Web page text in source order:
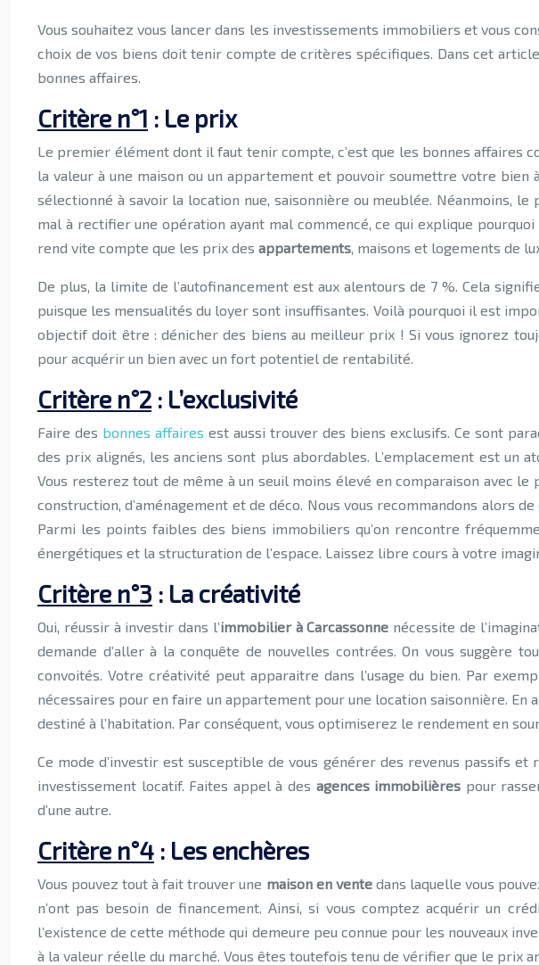
Vous souhaitez vous lancer dans les investissements immobiliers et vous construire un bon patrimoine qui vous conduirait tout droit vers la liberté financière ? Sachez que le
choix de vos biens doit tenir compte de critères spécifiques. Dans cet
bonnes affaires.
Critère n°1 : Le prix
Le premier élément dont il faut tenir compte, c’est que les bonnes affaires
la valeur à une maison ou un appartement et pouvoir soumettre votre
sélectionné à savoir la location nue, saisonnière ou meublée. Néanmoins, le
mal à rectifier une opération ayant mal commencé, ce qui explique
rend vite compte que les prix des appartements, maisons et logements de
De plus, la limite de l’autofinancement est aux alentours de 7 %. Cela
puisque les mensualités du loyer sont insuffisantes. Voilà pourquoi il est
objectif doit être : dénicher des biens au meilleur prix ! Si vous ignorez
pour acquérir un bien avec un fort potentiel de rentabilité.
Critère n°2: L’exclusivité
Faire des bonnes affaires est aussi trouver des biens exclusifs. Ce sont
des prix alignés, les anciens sont plus abordables. L’emplacement est un
Vous resterez tout de même à un seuil moins élevé en comparaison avec le
construction, d’aménagement et de déco. Nous vous recommandons
Parmi les points faibles des biens immobiliers qu’on rencontre
énergétiques et la structuration de l’espace. Laissez libre cours à votre
Critère n°3 : La créativité
Oui, réussir à investir dans l’immobilier à Carcassonne nécessite de
demande d’aller à la conquête de nouvelles contrées. On vous suggère
convoités. Votre créativité peut apparaitre dans l’usage du bien. Par
nécessaires pour en faire un appartement pour une location saisonnière. En
destiné à l’habitation. Par conséquent, vous optimiserez le rendement en
Ce mode d’investir est susceptible de vous générer des revenus passifs
investissement locatif. Faites appel à des agences immobilières pour
d’une autre.
Critère n°4 : Les enchères
Vous pouvez tout à fait trouver une maison en vente dans laquelle vous
n’ont pas besoin de financement. Ainsi, si vous comptez acquérir un
l’existence de cette méthode qui demeure peu connue pour les nouveaux
à la valeur réelle du marché. Vous êtes toutefois tenu de vérifier que le prix